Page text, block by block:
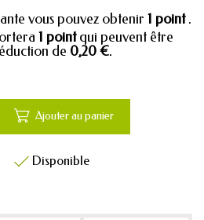
vous pouvez obtenir 1 point .
1 pointqui peuvent être
de 0,20 €.
 Ajouter au panier
 Disponible